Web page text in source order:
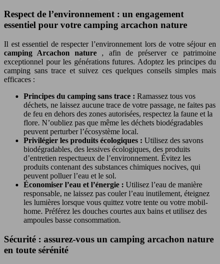
Respect de l’environnement : un engagement
essentiel pour votre camping arcachon nature
Il est essentiel de respecter l’environnement lors de votre séjour en
camping Arcachon nature , afin de préserver ce patrimoine
exceptionnel pour les générations futures. Adoptez les principes du
camping sans trace et suivez ces quelques conseils simples mais
efficaces :
Principes du camping sans trace : Ramassez tous vos
déchets, ne laissez aucune trace de votre passage, ne faites pas
de feu en dehors des zones autorisées, respectez la faune et la
flore. N’oubliez pas que même les déchets biodégradables
peuvent perturber l’écosystème local.
Privilégier les produits écologiques : Utilisez des savons
biodégradables, des lessives écologiques, des produits
d’entretien respectueux de l’environnement. Évitez les
produits contenant des substances chimiques nocives, qui
peuvent polluer l’eau et le sol.
Économiser l’eau et l’énergie : Utilisez l’eau de manière
responsable, ne laissez pas couler l’eau inutilement, éteignez
les lumières lorsque vous quittez votre tente ou votre mobil-
home. Préférez les douches courtes aux bains et utilisez des
ampoules basse consommation.
Sécurité : assurez-vous un camping arcachon nature
en toute sérénité